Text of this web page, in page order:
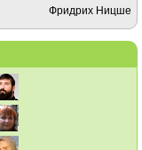
Фридрих Ницше